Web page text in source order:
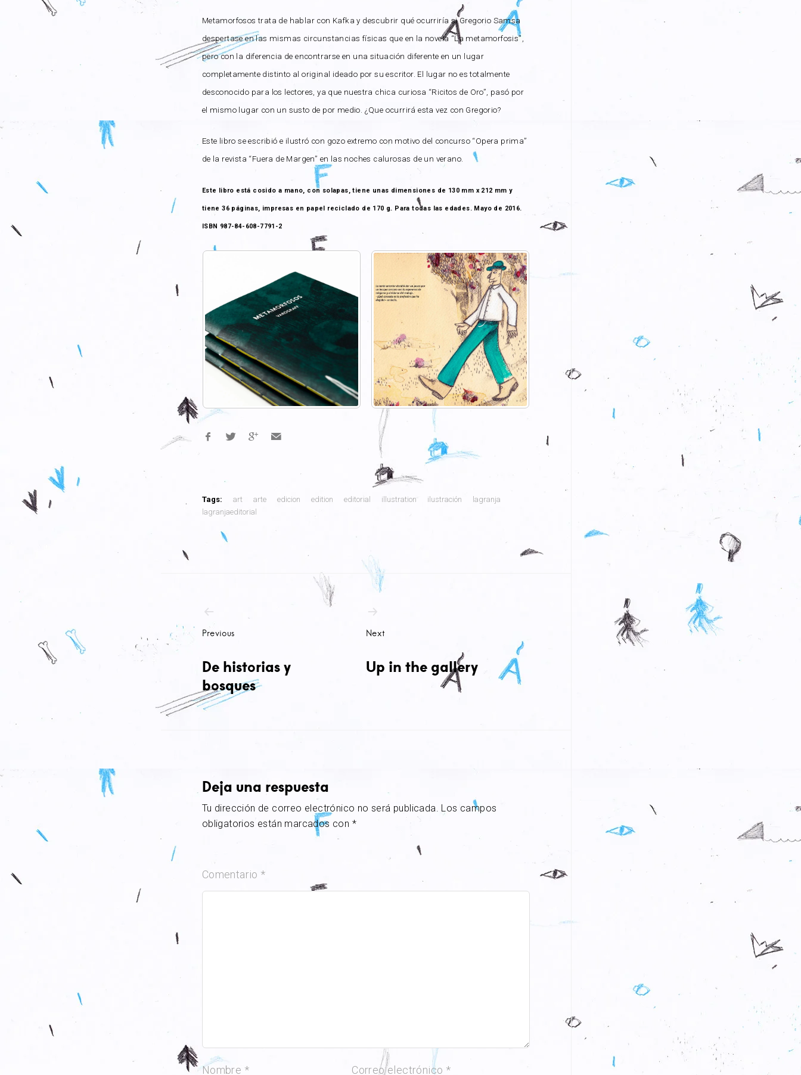
Metamorfosos trata de hablar con Kafka y descubrir qué ocurriría si Gregorio Samsa
despertase en las mismas circunstancias físicas que en la novela “La metamorfosis”,
pero con la diferencia de encontrarse en una situación diferente en un lugar
completamente distinto al original ideado por su escritor. El lugar no es totalmente
desconocido para los lectores, ya que nuestra chica curiosa “Ricitos de Oro”, pasó por
el mismo lugar con un susto de por medio. ¿Que ocurrirá esta vez con Gregorio?
Este libro se escribió e ilustró con gozo extremo con motivo del concurso “Opera prima”
de la revista “Fuera de Margen” en las noches calurosas de un verano.
Este libro está cosido a mano, con solapas, tiene unas dimensiones de 130 mm x 212 mm y
tiene 36 páginas, impresas en papel reciclado de 170 g. Para todas las edades. Mayo de 2016.
ISBN 987-84-608-7791-2
Tags: art arte edicion edition editorial illustration ilustración
lagranja
lagranjaeditorial
de
entradas
Previous
De historias y
bosques
Next
Up in the gallery
Deja una respuesta
Tu dirección de correo electrónico no será publicada. Los campos
obligatorios están marcados con *
Comentario *
Nombre * Correo electrónico *